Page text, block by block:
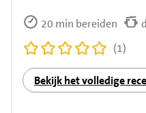
20 min bereiden
(1)
Bekijk het volledige